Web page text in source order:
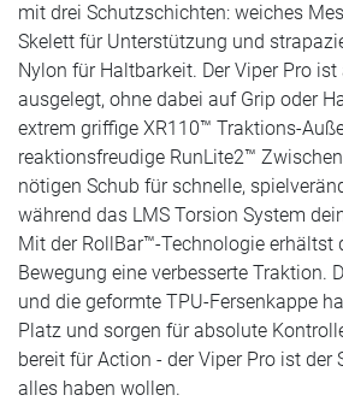
mit drei Schutzschichten: weiches
Skelett für Unterstützung und
Nylon für Haltbarkeit. Der Viper Pro
ausgelegt, ohne dabei auf Grip oder
extrem griffige XR110™ Traktions-
reaktionsfreudige RunLite2™
nötigen Schub für schnelle,
während das LMS Torsion System
Mit der RollBar™-Technologie erhältst
Bewegung eine verbesserte Traktion.
und die geformte TPU-Fersenkappe
Platz und sorgen für absolute
bereit für Action - der Viper Pro ist der
alles haben wollen.